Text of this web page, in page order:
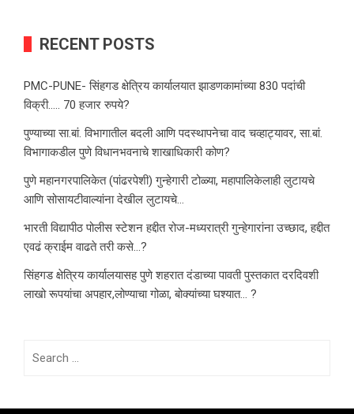
RECENT POSTS
PMC-PUNE- सिंहगड क्षेत्रिय कार्यालयात झाडणकामांच्या 830 पदांची
विक्री….. 70 हजार रुपये?
पुण्याच्या सा.बां. विभागातील बदली आणि पदस्थापनेचा वाद चव्हाट्यावर, सा.बां.
विभागाकडील पुणे विधानभवनाचे शाखाधिकारी कोण?
पुणे महानगरपालिकेत (पांढरपेशी) गुन्हेगारी टोळ्या, महापालिकेलाही लुटायचे
आणि सोसायटीवाल्यांना देखील लुटायचे…
भारती विद्यापीठ पोलीस स्टेशन हद्दीत रोज-मध्यरात्री गुन्हेगारांना उच्छाद, हद्दीत
एवढं क्राईम वाढते तरी कसे…?
सिंहगड क्षेत्रिय कार्यालयासह पुणे शहरात दंडाच्या पावती पुस्तकात दरदिवशी
लाखो रूपयांचा अपहार,लोण्याचा गोळा, बोक्यांच्या घश्यात… ?